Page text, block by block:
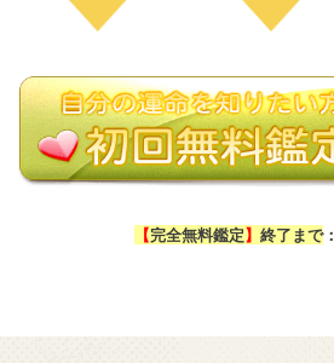
【完全無料鑑定】 終了まで：